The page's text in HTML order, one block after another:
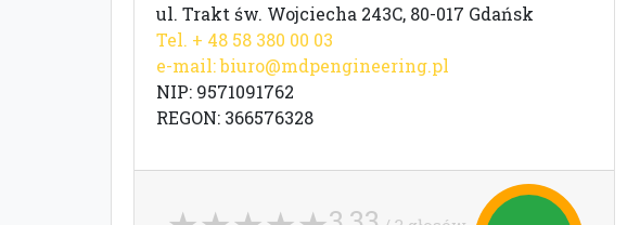
ul. Trakt św. Wojciecha 243C, 80-017 Gdańsk
Tel. + 48 58 380 00 03
e-mail:biuro@mdpengineering.pl
NIP: 9571091762
REGON: 366576328